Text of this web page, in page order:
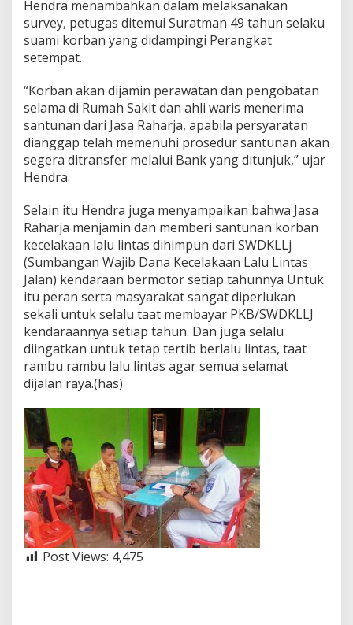
Hendra menambahkan dalam melaksanakan
survey, petugas ditemui Suratman 49 tahun selaku
suami korban yang didampingi Perangkat
setempat.
“Korban akan dijamin perawatan dan pengobatan
selama di Rumah Sakit dan ahli waris menerima
santunan dari Jasa Raharja, apabila persyaratan
dianggap telah memenuhi prosedur santunan akan
segera ditransfer melalui Bank yang ditunjuk,” ujar
Hendra.
Selain itu Hendra juga menyampaikan bahwa Jasa
Raharja menjamin dan memberi santunan korban
kecelakaan lalu lintas dihimpun dari SWDKLLj
(Sumbangan Wajib Dana Kecelakaan Lalu Lintas
Jalan) kendaraan bermotor setiap tahunnya Untuk
itu peran serta masyarakat sangat diperlukan
sekali untuk selalu taat membayar PKB/SWDKLLJ
kendaraannya setiap tahun. Dan juga selalu
diingatkan untuk tetap tertib berlalu lintas, taat
rambu rambu lalu lintas agar semua selamat
dijalan raya.(has)
Post Views: 4,475